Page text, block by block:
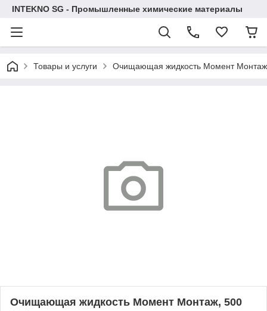
INTEKNO SG - Промышленные химические материалы
Товары и услуги Очищающая жидкость Момент
Очищающая жидкость Момент Монтаж, 500